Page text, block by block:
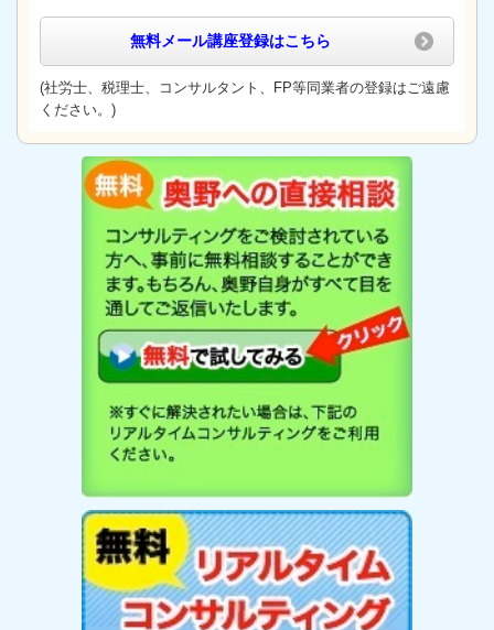
無料メール講座登録はこちら
(社労士、税理士、コンサルタント、FP等同業者の登録はご遠慮
ください。)